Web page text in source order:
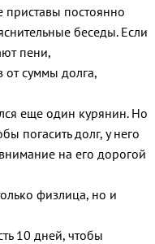
постоянно
беседы. Если
пени,
от суммы долга,
еще один курянин. Но
погасить долг, у него
на его дорогой
физлица, но и
10 дней, чтобы